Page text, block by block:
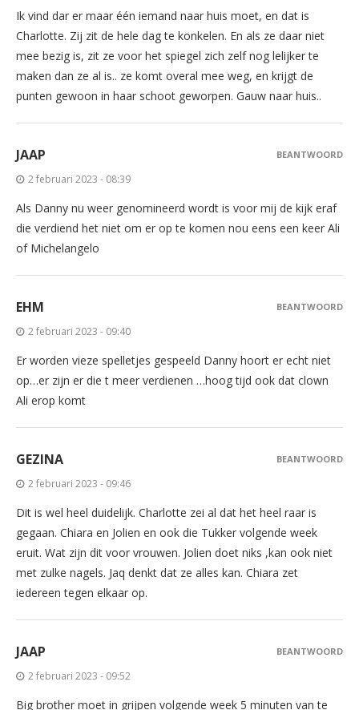
Ik vind dar er maar één iemand naar huis moet, en dat is
Charlotte. Zij zit de hele dag te konkelen. En als ze daar niet
mee bezig is, zit ze voor het spiegel zich zelf nog lelijker te
maken dan ze al is.. ze komt overal mee weg, en krijgt de
punten gewoon in haar schoot geworpen. Gauw naar huis..
JAAP
2 februari 2023 - 08:39
Als Danny nu weer genomineerd wordt is voor mij de kijk eraf
die verdiend het niet om er op te komen nou eens een keer Ali
of Michelangelo
BEANTWOORD
EHM
2 februari 2023 - 09:40
Er worden vieze spelletjes gespeeld Danny hoort er echt niet
op…er zijn er die t meer verdienen …hoog tijd ook dat clown
Ali erop komt
BEANTWOORD
GEZINA
2 februari 2023 - 09:46
Dit is wel heel duidelijk. Charlotte zei al dat het heel raar is
gegaan. Chiara en Jolien en ook die Tukker volgende week
eruit. Wat zijn dit voor vrouwen. Jolien doet niks ,kan ook niet
met zulke nagels. Jaq denkt dat ze alles kan. Chiara zet
iedereen tegen elkaar op.
BEANTWOORD
JAAP
2 februari 2023 - 09:52
Big brother moet in grijpen volgende week 5 minuten van te
BEANTWOORD